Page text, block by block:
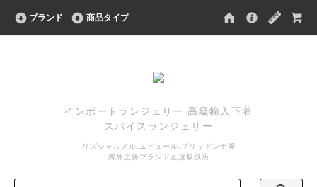
ブランド 商品タイプ
インポートランジェリー 高級輸入下着
スパイスランジェリー
リズシャルメル,エピュール,プリマドンナ等
海外主要ブランド正規取扱店